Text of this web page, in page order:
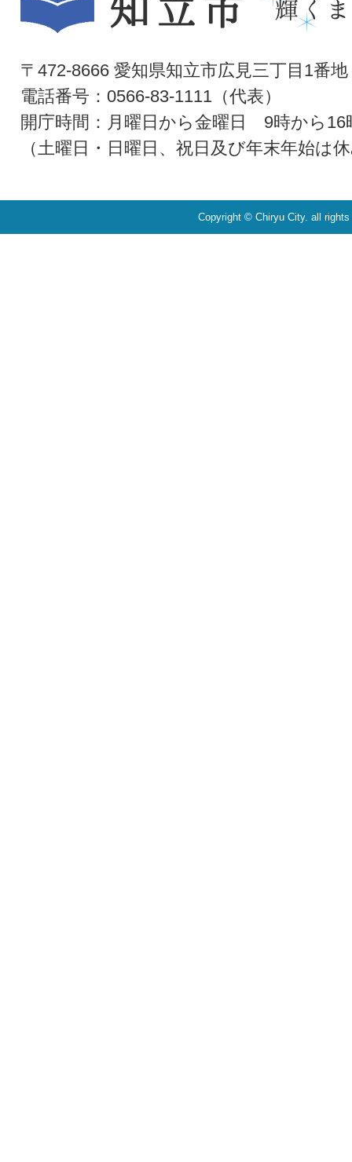
〒472-8666 愛知県知立市広見三丁目1番地
電話番号：0566-83-1111（代表）
開庁時間：月曜日から金曜日 9時から16
（土曜日・日曜日、祝日及び年末年始は
Copyright © Chiryu City. all rights